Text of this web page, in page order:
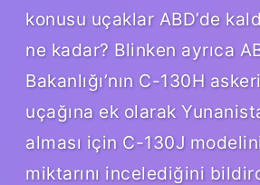
konusu uçaklar ABD’de
ne kadar? Blinken ayrıca
Bakanlığı’nın C-130H
uçağına ek olarak
alması için C-130J
miktarını incelediğini